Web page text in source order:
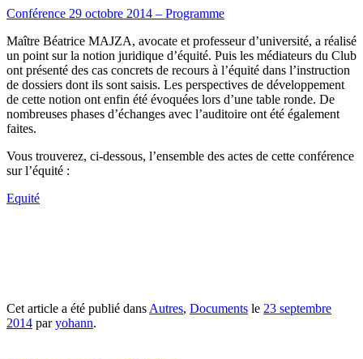
Conférence 29 octobre 2014 – Programme
Maître Béatrice MAJZA, avocate et professeur d’université, a réalisé
un point sur la notion juridique d’équité. Puis les médiateurs du Club
ont présenté des cas concrets de recours à l’équité dans l’instruction
de dossiers dont ils sont saisis. Les perspectives de développement
de cette notion ont enfin été évoquées lors d’une table ronde. De
nombreuses phases d’échanges avec l’auditoire ont été également
faites.
Vous trouverez, ci-dessous, l’ensemble des actes de cette conférence
sur l’équité :
Equité
Cet article a été publié dans Autres, Documents le 23 septembre
2014 paryohann.